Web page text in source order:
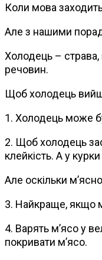
Коли мова
Але з нашими
Холодець –
речовин.
Щоб холодець
1. Холодець може
2. Щоб холодець
клейкість. А у
Але оскільки
3. Найкраще, якщо
4. Варять м’ясо у
покривати м’ясо.